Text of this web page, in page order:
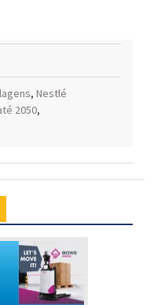
, Nestlé
2050,